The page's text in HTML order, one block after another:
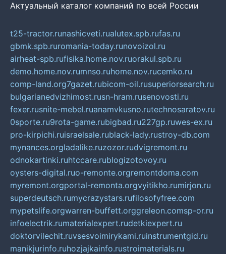
Актуальный каталог компаний по всей России
t25-tractor.runashicveti.rualutex.spb.rufas.ru
gbmk.spb.ruromania-today.runovoizol.ru
airheat-spb.rufisika.home.nov.ruorakul.spb.ru
demo.home.nov.rumnso.ruhome.nov.rucemko.ru
comp-land.org7gazet.rubicom-oil.rusuperiorsearch.ru
bulgarianedvizhimost.rusn-hram.rusenovosti.ru
fexer.rusnite-mebel.ruanamvkusno.rutechnosaratov.ru
0sporte.ru9rota-game.rubigbad.ru227gp.ruwes-ex.ru
pro-kirpichi.ruisraelsale.rublack-lady.rustroy-db.com
mynances.orgladalike.ruzozor.rudvigremont.ru
odnokartinki.ruhtccare.rublogizotovoy.ru
oysters-digital.ruo-remonte.orgremontdoma.com
myremont.orgportal-remonta.orgvyitikho.rumirjon.ru
superdeutsch.rumycrazystars.rufilosofyfree.com
mypetslife.orgwarren-buffett.orggreleon.comsp-or.ru
infoelectrik.rumaterialexpert.rudetkiexpert.ru
doktorvilechit.ruvsesvoimirykami.ruinstrumentgid.ru
manikjurinfo.ruhozjajkainfo.rustroimaterials.ru